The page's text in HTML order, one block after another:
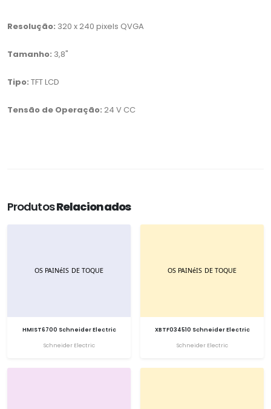
Resolução: 320 x 240 pixels QVGA
Tamanho: 3,8"
Tipo: TFT LCD
Tensão de Operação: 24 V CC
ProdutosRelacionados
HMIST6700 Schneider Electric
Schneider Electric
XBTF034510 Schneider Electric
Schneider Electric